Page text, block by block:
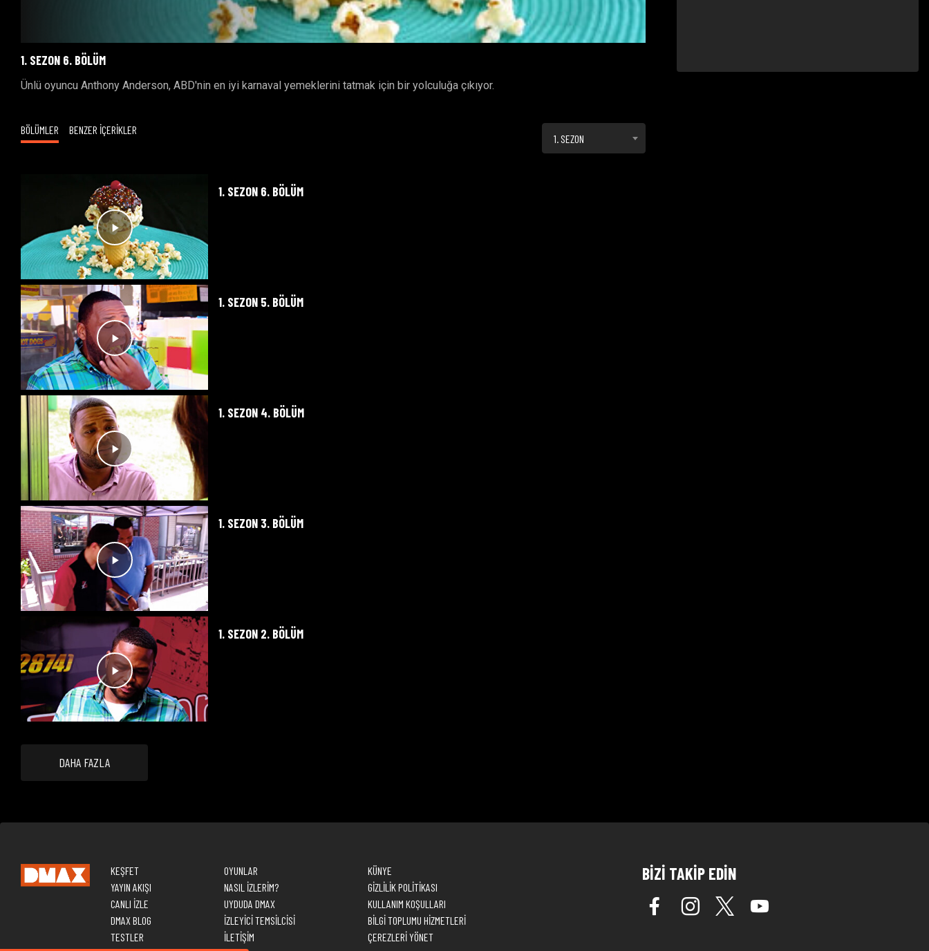
1. SEZON 6. BÖLÜM
Ünlü oyuncu Anthony Anderson, ABD'nin en iyi karnaval yemeklerini tatmak için bir yolculuğa çıkıyor.
BÖLÜMLER BENZER İÇERİKLER
1. SEZON
1. SEZON 6. BÖLÜM
1. SEZON 5. BÖLÜM
1. SEZON 4. BÖLÜM
1. SEZON 3. BÖLÜM
1. SEZON 2. BÖLÜM
DAHA FAZLA
KEŞFET
YAYIN AKIŞI
CANLI İZLE
DMAX BLOG
TESTLER
OYUNLAR
NASIL İZLERİM?
UYDUDA DMAX
İZLEYİCİ TEMSİLCİSİ
İLETİŞİM
KÜNYE
GİZLİLİK POLİTİKASI
KULLANIM KOŞULLARI
BİLGİ TOPLUMU HİZMETLERİ
ÇEREZLERİ YÖNET
BİZİ TAKİP EDİN